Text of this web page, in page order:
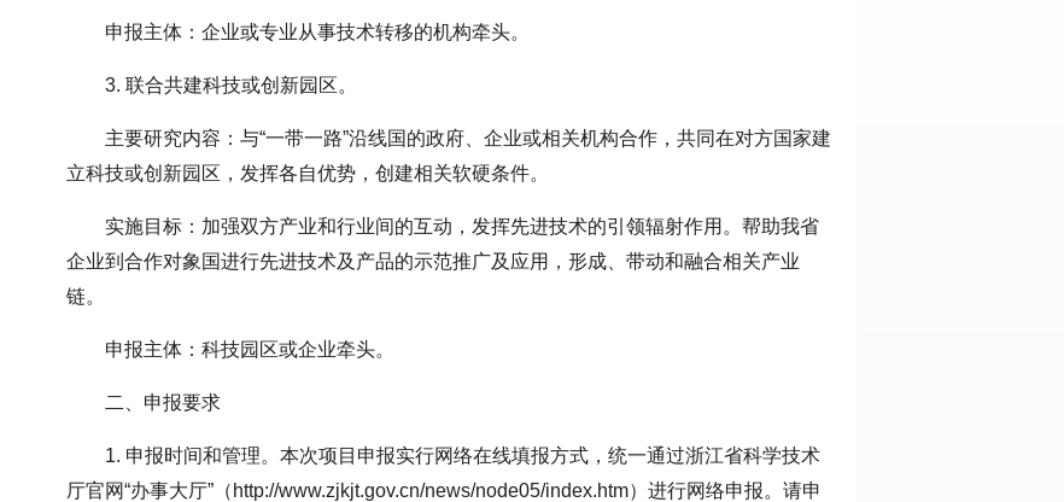
申报主体：企业或专业从事技术转移的机构牵头。
3. 联合共建科技或创新园区。
主要研究内容：与“一带一路”沿线国的政府、企业或相关机构合作，共同在对方国家建
立科技或创新园区，发挥各自优势，创建相关软硬条件。
实施目标：加强双方产业和行业间的互动，发挥先进技术的引领辐射作用。帮助我省
企业到合作对象国进行先进技术及产品的示范推广及应用，形成、带动和融合相关产业
链。
申报主体：科技园区或企业牵头。
二、申报要求
1. 申报时间和管理。本次项目申报实行网络在线填报方式，统一通过浙江省科学技术
厅官网“办事大厅”（http://www.zjkjt.gov.cn/news/node05/index.htm）进行网络申报。请申